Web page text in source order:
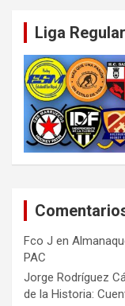
Liga
Fco J en
PAC
Jorge Rodríguez
de la Historia: